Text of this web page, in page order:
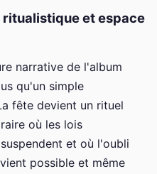
et espace
narrative de l'album
qu'un simple
fête devient un rituel
où les lois
et où l'oubli
possible et même